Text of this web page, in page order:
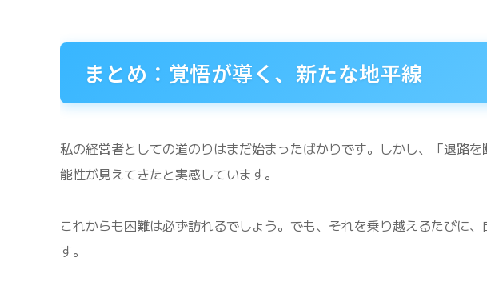
まとめ：覚悟が導く、新たな地平線
私の経営者としての道のりはまだ始まったばかりです。しかし、「退路
能性が見えてきたと実感しています。
これからも困難は必ず訪れるでしょう。でも、それを乗り越えるたびに
す。